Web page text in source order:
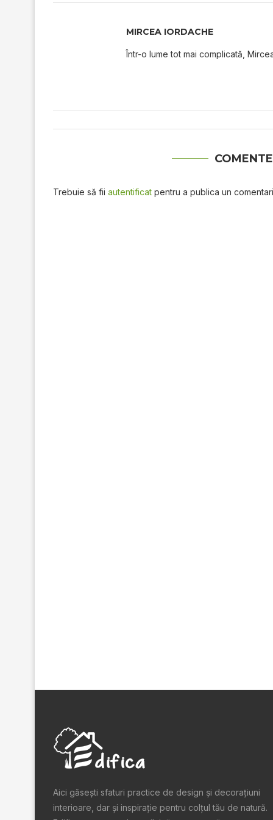
MIRCEA IORDACHE
Într-o lume tot mai complicată,
Trebuie să fii autentificat pentru a publica un
Aici găsești sfaturi practice de design şi decoraţiuni
interioare, dar și inspiraţie pentru colţul tău de natură.